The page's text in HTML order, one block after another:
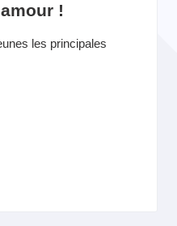
!
les principales